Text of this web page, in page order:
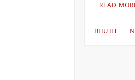
READ
BHU IIT